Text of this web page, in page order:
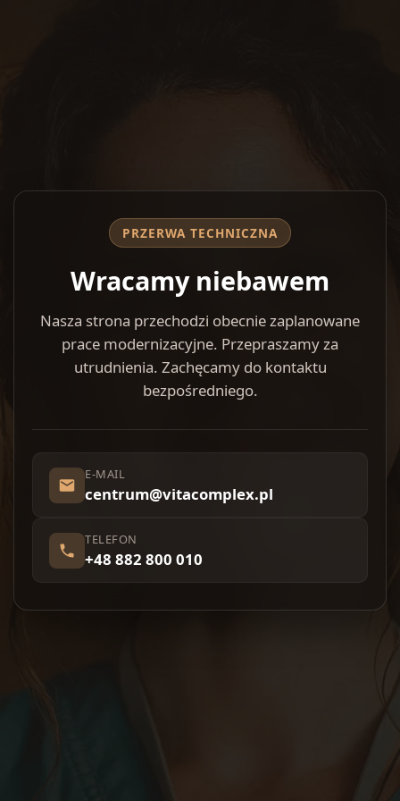
PRZERWA TECHNICZNA
Wracamy niebawem
Nasza strona przechodzi obecnie zaplanowane
prace modernizacyjne. Przepraszamy za
utrudnienia. Zachęcamy do kontaktu
bezpośredniego.
E-MAIL
centrum@vitacomplex.pl
TELEFON
+48 882 800 010